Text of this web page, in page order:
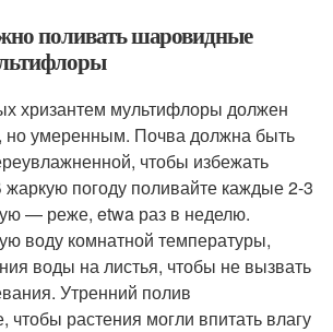
поливать шаровидные
хризантем мультифлоры должен
но умеренным. Почва должна быть
чтобы избежать
жаркую погоду поливайте каждые 2-3
— реже, etwa раз в неделю.
воду комнатной температуры,
воды на листья, чтобы не вызвать
Утренний полив
чтобы растения могли впитать влагу